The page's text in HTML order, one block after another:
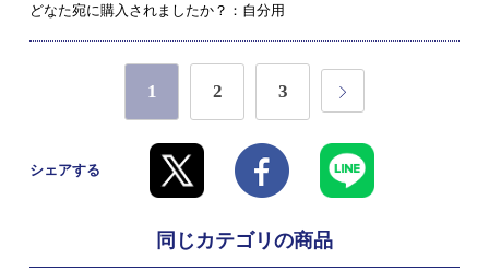
どなた宛に購入されましたか？：自分用
1 2 3
シェアする
同じカテゴリの商品